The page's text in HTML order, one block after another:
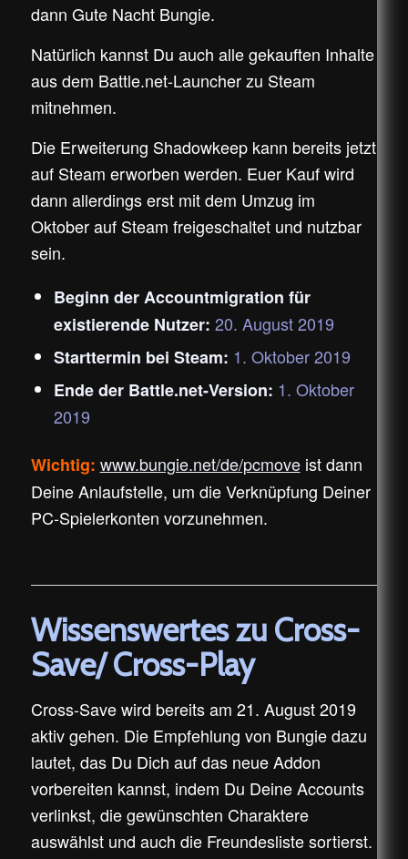
dann Gute Nacht Bungie.
Natürlich kannst Du auch alle gekauften Inhalte
aus dem Battle.net-Launcher zu Steam
mitnehmen.
Die Erweiterung Shadowkeep kann bereits jetzt
auf Steam erworben werden. Euer Kauf wird
dann allerdings erst mit dem Umzug im
Oktober auf Steam freigeschaltet und nutzbar
sein.
Beginn der Accountmigration für
existierende Nutzer: 20. August 2019
Starttermin bei Steam: 1. Oktober 2019
Ende der Battle.net-Version: 1. Oktober
2019
Wichtig: www.bungie.net/de/pcmoveist dann
Deine Anlaufstelle, um die Verknüpfung Deiner
PC-Spielerkonten vorzunehmen.
Wissenswertes zu Cross-
Save/ Cross-Play
Cross-Save wird bereits am 21. August 2019
aktiv gehen. Die Empfehlung von Bungie dazu
lautet, das Du Dich auf das neue Addon
vorbereiten kannst, indem Du Deine Accounts
verlinkst, die gewünschten Charaktere
auswählst und auch die Freundesliste sortierst.